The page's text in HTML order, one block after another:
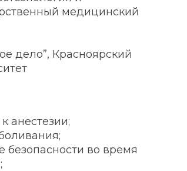
медицинский
дело”, Красноярский
анестезии;
безопасности во время